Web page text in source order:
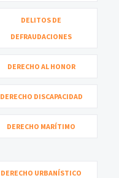
DELITOS DE
DEFRAUDACIONES
DERECHO AL HONOR
DERECHO DISCAPACIDAD
DERECHO MARÍTIMO
DERECHO URBANÍSTICO